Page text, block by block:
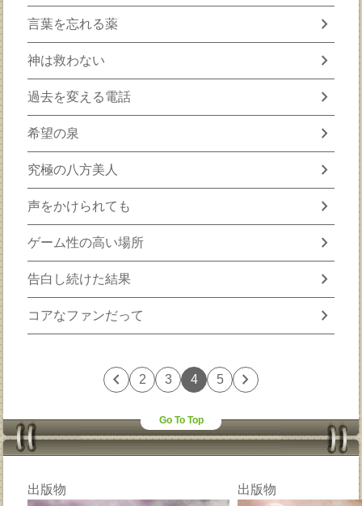
言葉を忘れる薬 chevron_right
神は救わない chevron_right
過去を変える電話 chevron_right
希望の泉 chevron_right
究極の八方美人 chevron_right
声をかけられても chevron_right
ゲーム性の高い場所 chevron_right
告白し続けた結果 chevron_right
コアなファンだって chevron_right
chevron_left 2 3 4 5 chevron_right
Go To Top
出版物 出版物